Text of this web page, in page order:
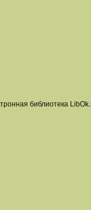
библиотека